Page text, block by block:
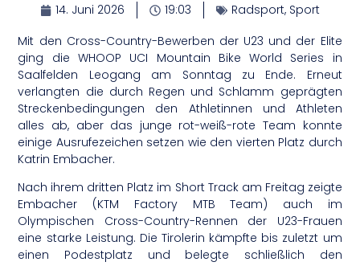
14. Juni 2026 19:03 Radsport, Sport
Mit den Cross-Country-Bewerben der U23 und der Elite
ging die WHOOP UCI Mountain Bike World Series in
Saalfelden Leogang am Sonntag zu Ende. Erneut
verlangten die durch Regen und Schlamm geprägten
Streckenbedingungen den Athletinnen und Athleten
alles ab, aber das junge rot-weiß-rote Team konnte
einige Ausrufezeichen setzen wie den vierten Platz durch
Katrin Embacher.
Nach ihrem dritten Platz im Short Track am Freitag zeigte
Embacher (KTM Factory MTB Team) auch im
Olympischen Cross-Country-Rennen der U23-Frauen
eine starke Leistung. Die Tirolerin kämpfte bis zuletzt um
einen Podestplatz und belegte schließlich den